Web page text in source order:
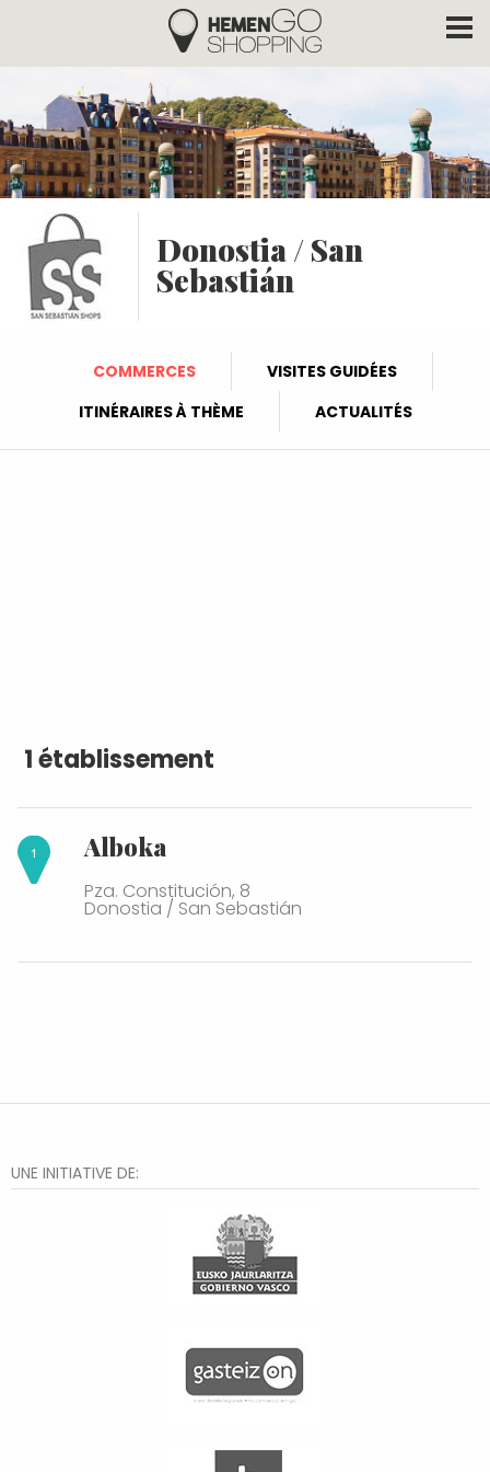
Aller au contenu principal
Hemengo Shopping
Donostia / San
Sebastián
COMMERCES
VISITES GUIDÉES
ITINÉRAIRES À THÈME
ACTUALITÉS
1 établissement
Alboka
Pza. Constitución, 8
Donostia / San Sebastián
UNE INITIATIVE DE: